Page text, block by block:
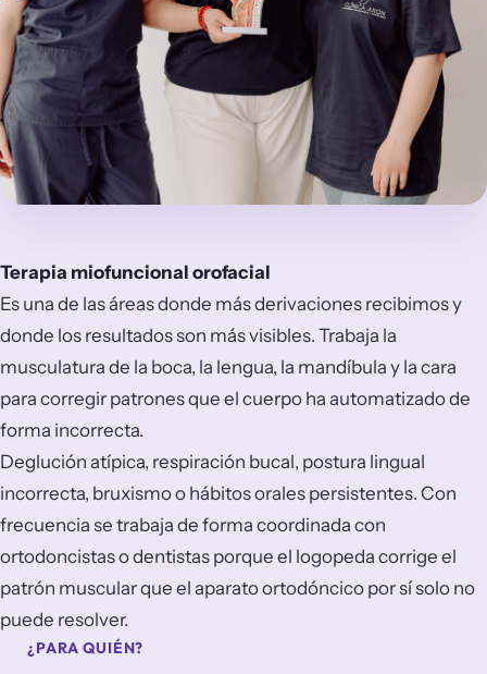
Terapia miofuncional orofacial
Es una de las áreas donde más derivaciones recibimos y
donde los resultados son más visibles. Trabaja la
musculatura de la boca, la lengua, la mandíbula y la cara
para corregir patrones que el cuerpo ha automatizado de
forma incorrecta.
Deglución atípica, respiración bucal, postura lingual
incorrecta, bruxismo o hábitos orales persistentes. Con
frecuencia se trabaja de forma coordinada con
ortodoncistas o dentistas porque el logopeda corrige el
patrón muscular que el aparato ortodóncico por sí solo no
puede resolver.
¿PARA QUIÉN?